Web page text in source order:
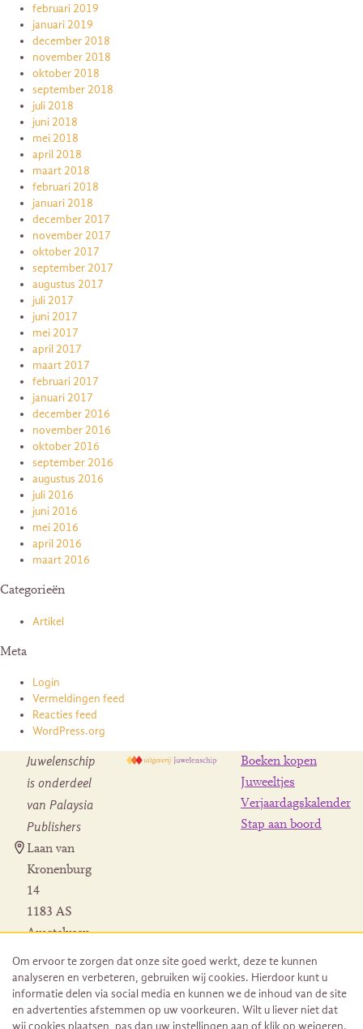
februari 2019
januari 2019
december 2018
november 2018
oktober 2018
september 2018
juli 2018
juni 2018
mei 2018
april 2018
maart 2018
februari 2018
januari 2018
december 2017
november 2017
oktober 2017
september 2017
augustus 2017
juli 2017
juni 2017
mei 2017
april 2017
maart 2017
februari 2017
januari 2017
december 2016
november 2016
oktober 2016
september 2016
augustus 2016
juli 2016
juni 2016
mei 2016
april 2016
maart 2016
Categorieën
Artikel
Meta
Login
Vermeldingen feed
Reacties feed
WordPress.org
Juwelenschip
is onderdeel
van Palaysia
Publishers
Laan van
Kronenburg
14
1183 AS
Amstelveen
Herroeping
bestelling
Boeken kopen
Juweeltjes
Verjaardagskalender
Stap aan boord
Om ervoor te zorgen dat onze site goed werkt, deze te kunnen
analyseren en verbeteren, gebruiken wij cookies. Hierdoor kunt u
informatie delen via social media en kunnen we de inhoud van de site
en advertenties afstemmen op uw voorkeuren. Wilt u liever niet dat
wij cookies plaatsen, pas dan uw instellingen aan of klik op weigeren.